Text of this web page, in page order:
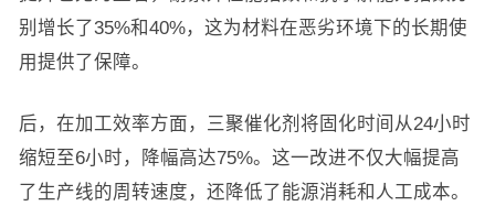
别增长了35%和40%，这为材料在恶劣环境下的长期使
用提供了保障。
后，在加工效率方面，三聚催化剂将固化时间从24小时
缩短至6小时，降幅高达75%。这一改进不仅大幅提高
了生产线的周转速度，还降低了能源消耗和人工成本。